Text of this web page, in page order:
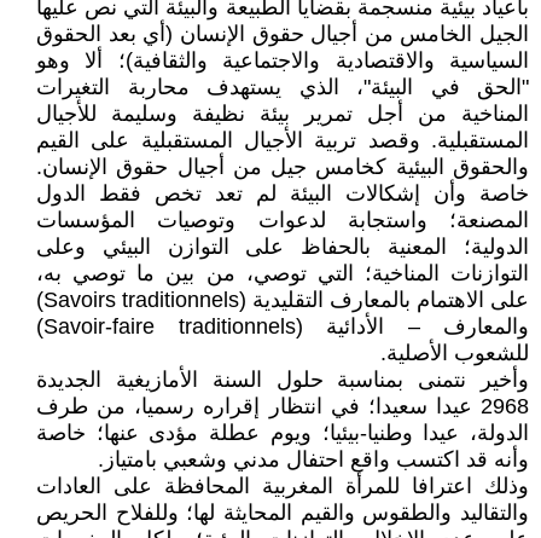
بأعياد بيئية منسجمة بقضايا الطبيعة والبيئة التي نص عليها
الجيل الخامس من أجيال حقوق الإنسان (أي بعد الحقوق
السياسية والاقتصادية والاجتماعية والثقافية)؛ ألا وهو
"الحق في البيئة"، الذي يستهدف محاربة التغيرات
المناخية من أجل تمرير بيئة نظيفة وسليمة للأجيال
المستقبلية. وقصد تربية الأجيال المستقبلية على القيم
والحقوق البيئية كخامس جيل من أجيال حقوق الإنسان.
خاصة وأن إشكالات البيئة لم تعد تخص فقط الدول
المصنعة؛ واستجابة لدعوات وتوصيات المؤسسات
الدولية؛ المعنية بالحفاظ على التوازن البيئي وعلى
التوازنات المناخية؛ التي توصي، من بين ما توصي به،
على الاهتمام بالمعارف التقليدية (Savoirs traditionnels)
والمعارف – الأدائية (Savoir-faire traditionnels)
للشعوب الأصلية.
وأخير نتمنى بمناسبة حلول السنة الأمازيغية الجديدة
2968 عيدا سعيدا؛ في انتظار إقراره رسميا، من طرف
الدولة، عيدا وطنيا-بيئيا؛ ويوم عطلة مؤدى عنها؛ خاصة
وأنه قد اكتسب واقع احتفال مدني وشعبي بامتياز.
وذلك اعترافا للمرأة المغربية المحافظة على العادات
والتقاليد والطقوس والقيم المحايثة لها؛ وللفلاح الحريص